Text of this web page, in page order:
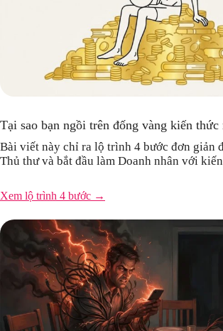
Tại sao bạn ngồi trên đống vàng kiến
Bài viết này chỉ ra lộ trình 4 bước đơn giản
Thủ thư và bắt đầu làm Doanh nhân với
Xem lộ trình 4 bước →